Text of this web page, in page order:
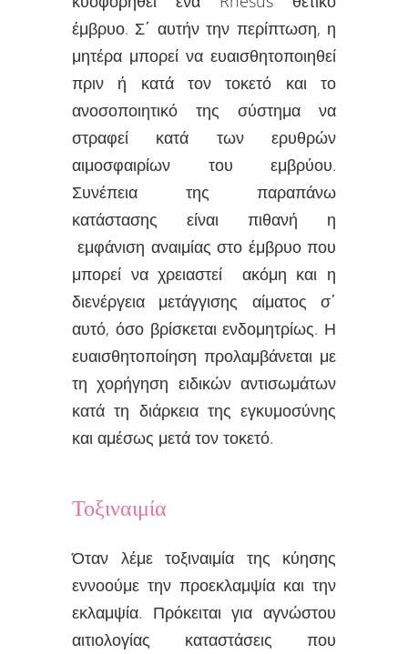
έμβρυο. Σ΄ αυτήν την περίπτωση, η
μητέρα μπορεί να ευαισθητοποιηθεί
πριν ή κατά τον τοκετό και το
ανοσοποιητικό της σύστημα να
στραφεί κατά των ερυθρών
αιμοσφαιρίων του εμβρύου.
Συνέπεια της παραπάνω
κατάστασης είναι πιθανή η
εμφάνιση αναιμίας στο έμβρυο που
μπορεί να χρειαστεί ακόμη και η
διενέργεια μετάγγισης αίματος σ΄
αυτό, όσο βρίσκεται ενδομητρίως. Η
ευαισθητοποίηση προλαμβάνεται με
τη χορήγηση ειδικών αντισωμάτων
κατά τη διάρκεια της εγκυμοσύνης
και αμέσως μετά τον τοκετό.
Τοξιναιμία
Όταν λέμε τοξιναιμία της κύησης
εννοούμε την προεκλαμψία και την
εκλαμψία. Πρόκειται για αγνώστου
αιτιολογίας καταστάσεις που